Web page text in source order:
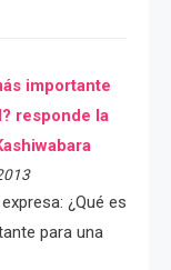
importante
responde la
¿Qué es
para una